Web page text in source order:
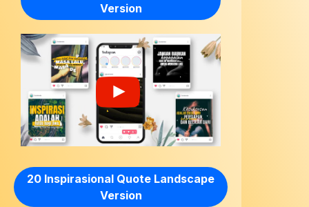
Version
20 Inspirasional Quote Landscape
Version